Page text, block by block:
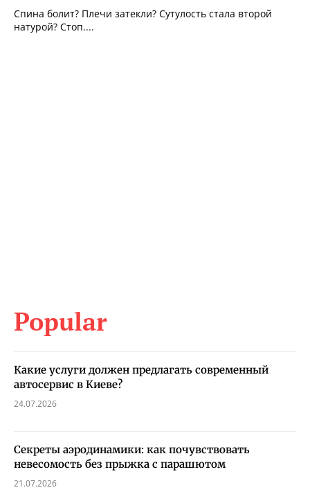
Спина болит? Плечи затекли? Сутулость стала второй
натурой? Стоп....
Popular
Какие услуги должен предлагать современный
автосервис в Киеве?
24.07.2026
Секреты аэродинамики: как почувствовать
невесомость без прыжка с парашютом
21.07.2026